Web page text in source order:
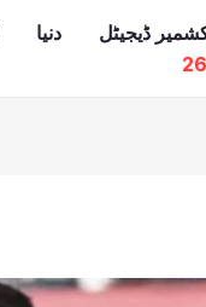
ڈیجیٹل دنیا